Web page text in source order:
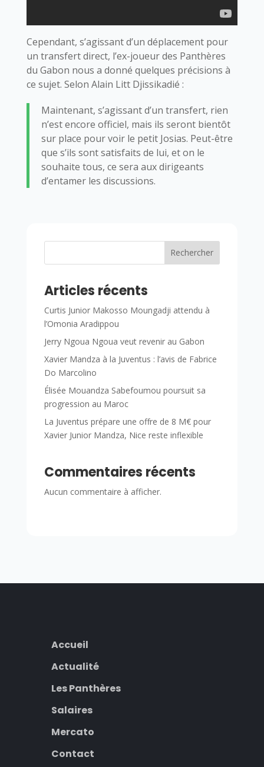
Cependant, s’agissant d’un déplacement pour
un transfert direct, l’ex-joueur des Panthères
du Gabon nous a donné quelques précisions à
ce sujet. Selon Alain Litt Djissikadié :
Maintenant, s’agissant d’un transfert, rien
n’est encore officiel, mais ils seront bientôt
sur place pour voir le petit Josias. Peut-être
que s’ils sont satisfaits de lui, et on le
souhaite tous, ce sera aux dirigeants
d’entamer les discussions.
Rechercher
Articles récents
Curtis Junior Makosso Moungadji attendu à
l’Omonia Aradippou
Jerry Ngoua Ngoua veut revenir au Gabon
Xavier Mandza à la Juventus : l’avis de Fabrice
Do Marcolino
Élisée Mouandza Sabefoumou poursuit sa
progression au Maroc
La Juventus prépare une offre de 8 M€ pour
Xavier Junior Mandza, Nice reste inflexible
Commentaires récents
Aucun commentaire à afficher.
Accueil
Actualité
Les Panthères
Salaires
Mercato
Contact